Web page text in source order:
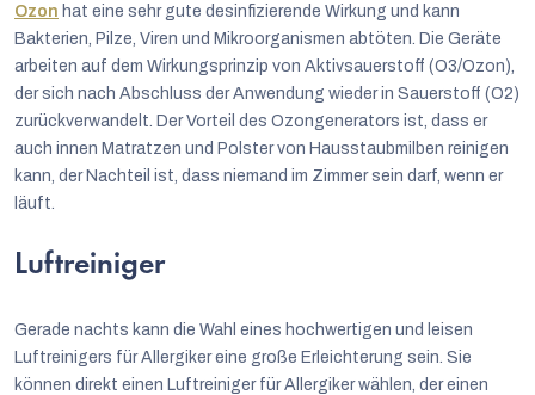
Ozon hat eine sehr gute desinfizierende Wirkung und kann
Bakterien, Pilze, Viren und Mikroorganismen abtöten. Die Geräte
arbeiten auf dem Wirkungsprinzip von Aktivsauerstoff (O3/Ozon),
der sich nach Abschluss der Anwendung wieder in Sauerstoff (O2)
zurückverwandelt. Der Vorteil des Ozongenerators ist, dass er
auch innen Matratzen und Polster von Hausstaubmilben reinigen
kann, der Nachteil ist, dass niemand im Zimmer sein darf, wenn er
läuft.
Luftreiniger
Gerade nachts kann die Wahl eines hochwertigen und leisen
Luftreinigers für Allergiker eine große Erleichterung sein. Sie
können direkt einen Luftreiniger für Allergiker wählen, der einen